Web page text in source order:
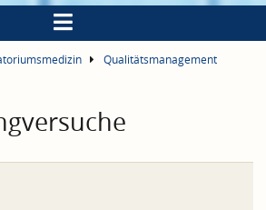
Qualitätsmanagement